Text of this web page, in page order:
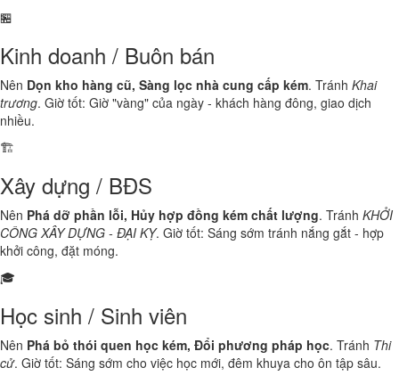
🏪
Kinh doanh / Buôn bán
Nên Dọn kho hàng cũ, Sàng lọc nhà cung cấp kém. Tránh Khai
trương. Giờ tốt: Giờ "vàng" của ngày - khách hàng đông, giao dịch
nhiều.
🏗️
Xây dựng / BĐS
Nên Phá dỡ phần lỗi, Hủy hợp đồng kém chất lượng. Tránh KHỞI
CÔNG XÂY DỰNG - ĐẠI KỴ. Giờ tốt: Sáng sớm tránh nắng gắt - hợp
khởi công, đặt móng.
🎓
Học sinh / Sinh viên
Nên Phá bỏ thói quen học kém, Đổi phương pháp học. Tránh Thi
cử. Giờ tốt: Sáng sớm cho việc học mới, đêm khuya cho ôn tập sâu.